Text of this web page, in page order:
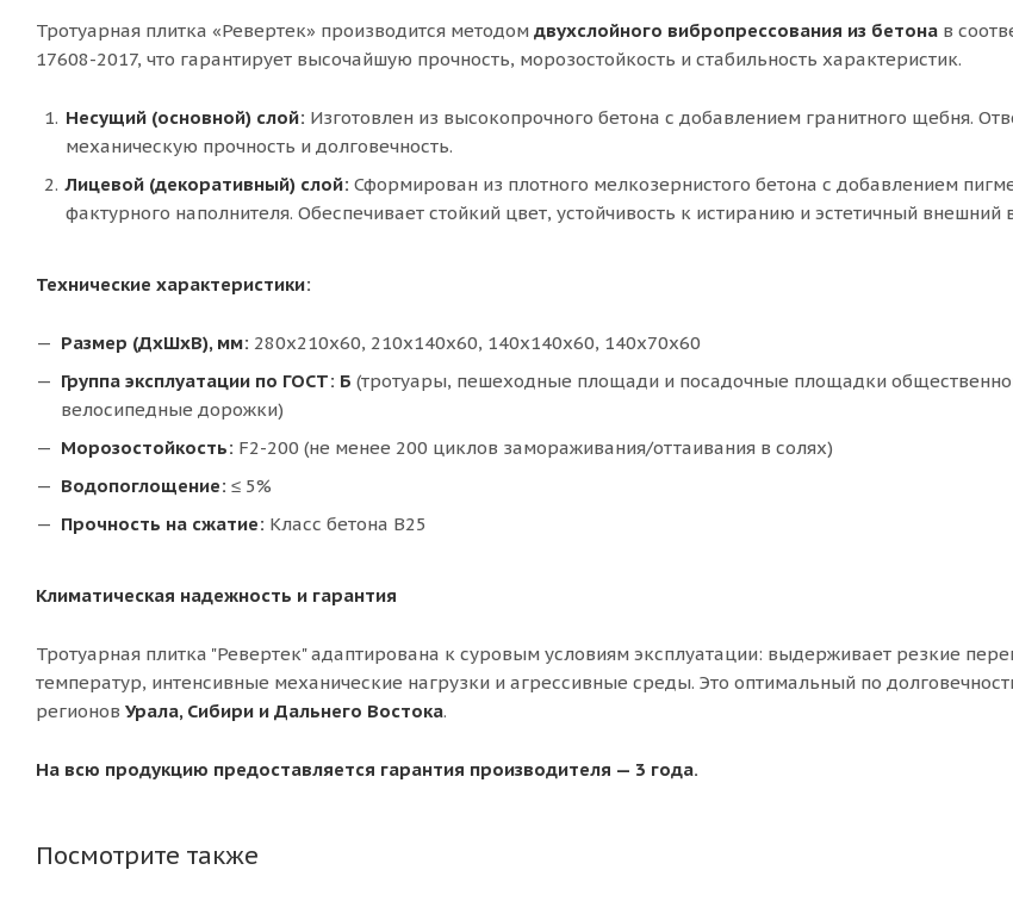
Тротуарная плитка «Ревертек» производится методом двухслойного вибропрессования из бетона в
17608-2017, что гарантирует высочайшую прочность, морозостойкость и стабильность характеристик.
Несущий (основной) слой: Изготовлен из высокопрочного бетона с добавлением гранитного щебня.
механическую прочность и долговечность.
Лицевой (декоративный) слой: Сформирован из плотного мелкозернистого бетона с добавлением
фактурного наполнителя. Обеспечивает стойкий цвет, устойчивость к истиранию и эстетичный внешний
Технические характеристики:
Размер (ДхШхВ), мм: 280х210х60, 210х140х60, 140х140х60, 140х70х60
Группа эксплуатации по ГОСТ: Б (тротуары, пешеходные площади и посадочные площадки
велосипедные дорожки)
Морозостойкость: F2-200 (не менее 200 циклов замораживания/оттаивания в солях)
Водопоглощение: ≤ 5%
Прочность на сжатие: Класс бетона В25
Климатическая надежность и гарантия
Тротуарная плитка "Ревертек" адаптирована к суровым условиям эксплуатации: выдерживает резкие
температур, интенсивные механические нагрузки и агрессивные среды. Это оптимальный по
регионов Урала, Сибири и Дальнего Востока.
На всю продукцию предоставляется гарантия производителя — 3 года.
Посмотрите также